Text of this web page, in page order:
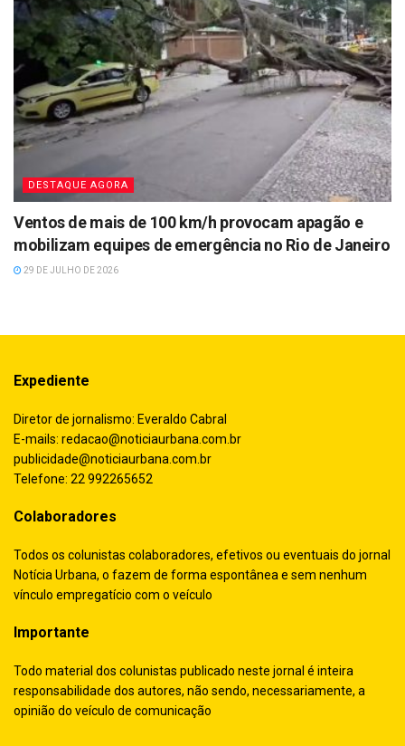
DESTAQUE AGORA
Ventos de mais de 100 km/h provocam apagão e
mobilizam equipes de emergência no Rio de Janeiro
29 DE JULHO DE 2026
Expediente
Diretor de jornalismo: Everaldo Cabral
E-mails: redacao@noticiaurbana.com.br
publicidade@noticiaurbana.com.br
Telefone: 22 992265652
Colaboradores
Todos os colunistas colaboradores, efetivos ou eventuais do jornal
Notícia Urbana, o fazem de forma espontânea e sem nenhum
vínculo empregatício com o veículo
Importante
Todo material dos colunistas publicado neste jornal é inteira
responsabilidade dos autores, não sendo, necessariamente, a
opinião do veículo de comunicação